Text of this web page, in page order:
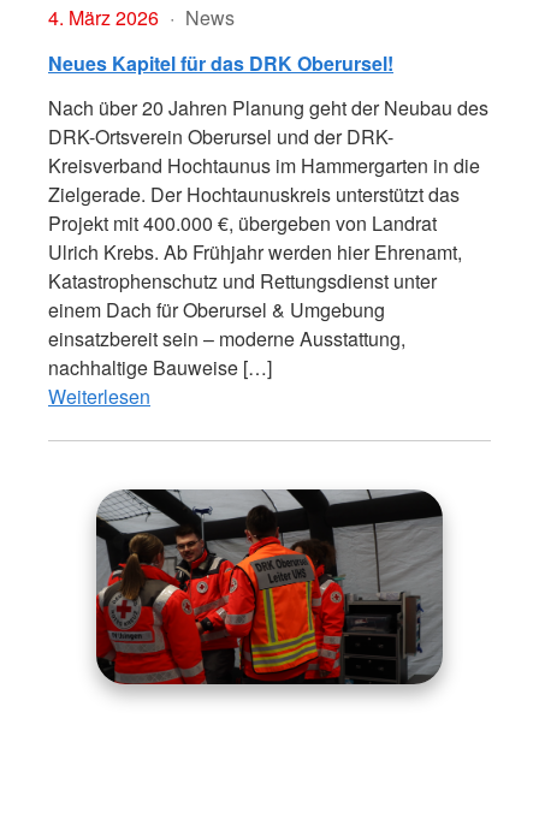
4. März 2026
News
Neues Kapitel für das DRK Oberursel!
Nach über 20 Jahren Planung geht der Neubau des
DRK-Ortsverein Oberursel und der DRK-
Kreisverband Hochtaunus im Hammergarten in die
Zielgerade. Der Hochtaunuskreis unterstützt das
Projekt mit 400.000 €, übergeben von Landrat
Ulrich Krebs. Ab Frühjahr werden hier Ehrenamt,
Katastrophenschutz und Rettungsdienst unter
einem Dach für Oberursel & Umgebung
einsatzbereit sein – moderne Ausstattung,
nachhaltige Bauweise […]
Weiterlesen